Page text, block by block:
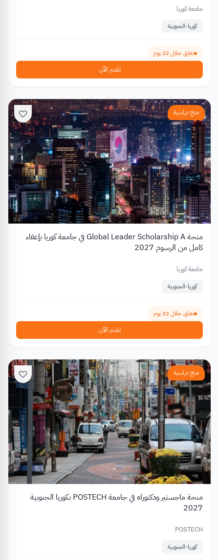
جامعة كوريا
كوريا-الجنوبية
تغلق خلال 22 يوم
تقدم الآن
منح دراسية
منحة Global Leader Scholarship A في جامعة كوريا بإعفاء
كامل من الرسوم 2027
جامعة كوريا
كوريا-الجنوبية
تغلق خلال 22 يوم
تقدم الآن
منح دراسية
منحة ماجستير ودكتوراه في جامعة POSTECH بكوريا الجنوبية
2027
POSTECH
كوريا-الجنوبية